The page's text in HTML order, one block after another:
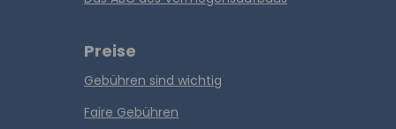
Preise
Gebühren sind wichtig
Faire Gebühren